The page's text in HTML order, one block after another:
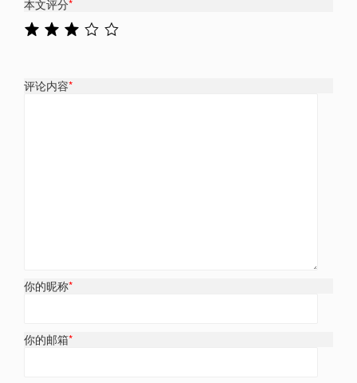
本文评分*
评论内容*
你的昵称*
你的邮箱*